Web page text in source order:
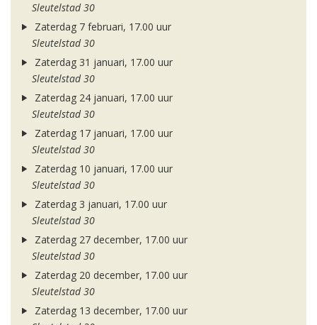
Sleutelstad 30
Zaterdag 7 februari, 17.00 uur
Sleutelstad 30
Zaterdag 31 januari, 17.00 uur
Sleutelstad 30
Zaterdag 24 januari, 17.00 uur
Sleutelstad 30
Zaterdag 17 januari, 17.00 uur
Sleutelstad 30
Zaterdag 10 januari, 17.00 uur
Sleutelstad 30
Zaterdag 3 januari, 17.00 uur
Sleutelstad 30
Zaterdag 27 december, 17.00 uur
Sleutelstad 30
Zaterdag 20 december, 17.00 uur
Sleutelstad 30
Zaterdag 13 december, 17.00 uur